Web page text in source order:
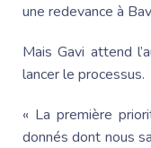
une redevance à
Mais Gavi attend
lancer le processus.
« La première
donnés dont nous